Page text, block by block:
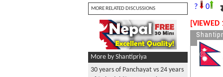
MORE RELATED DISCUSSIONS
More by Shantipriya
30 years of Panchayat vs 24 years
? 0
[VIEWED